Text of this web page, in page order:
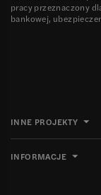
pracy przeznaczony
bankowej,
INNE PROJEKTY
INFORMACJE